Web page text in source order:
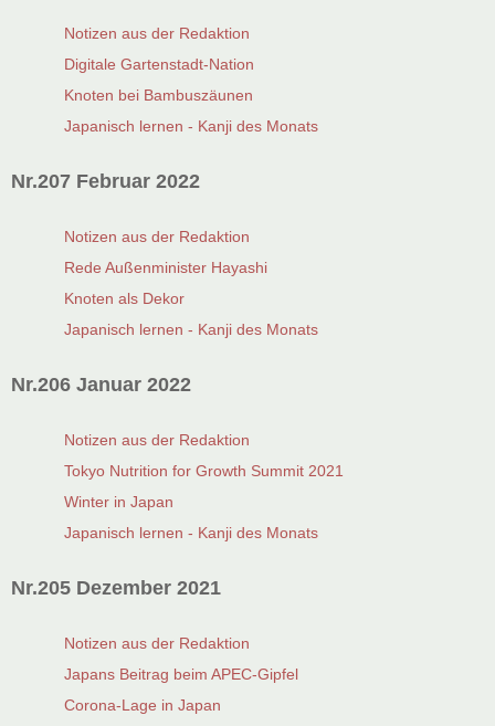
Notizen aus der Redaktion
Digitale Gartenstadt-Nation
Knoten bei Bambuszäunen
Japanisch lernen - Kanji des Monats
Nr.207 Februar 2022
Notizen aus der Redaktion
Rede Außenminister Hayashi
Knoten als Dekor
Japanisch lernen - Kanji des Monats
Nr.206 Januar 2022
Notizen aus der Redaktion
Tokyo Nutrition for Growth Summit 2021
Winter in Japan
Japanisch lernen - Kanji des Monats
Nr.205 Dezember 2021
Notizen aus der Redaktion
Japans Beitrag beim APEC-Gipfel
Corona-Lage in Japan